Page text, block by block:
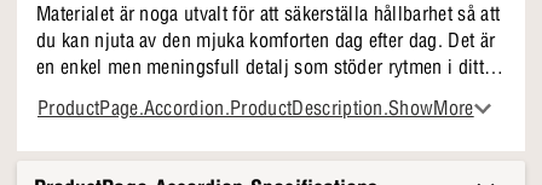
Materialet är noga utvalt för att säkerställa hållbarhet så att
du kan njuta av den mjuka komforten dag efter dag. Det är
en enkel men meningsfull detalj som stöder rytmen i ditt
Det speciella med Hedmark
● Mjukt velourtyg som inbjuder till det trevliga
ProductPage.Accordion.ProductDescription.ShowMore